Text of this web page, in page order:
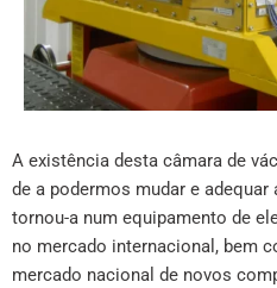
A existência desta câmara de
de a podermos mudar e
tornou-a num equipamento de
no mercado internacional, bem
mercado nacional de novos